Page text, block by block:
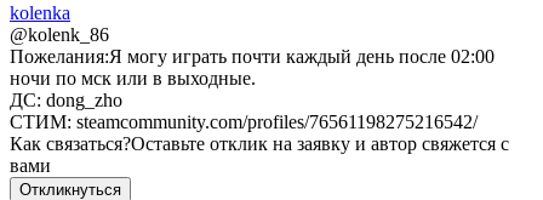
kolenka
@kolenk_86
Пожелания:Я могу играть почти каждый день после 02:00
ночи по мск или в выходные.
ДС: dong_zho
СТИМ: steamcommunity.com/profiles/76561198275216542/
Как связаться?Оставьте отклик на заявку и автор свяжется с
вами
Откликнуться